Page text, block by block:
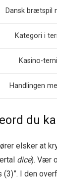
Dansk brætspil
Kategori i
Kasino-
Handlingen
du
elsker at
dice). Vær
I den